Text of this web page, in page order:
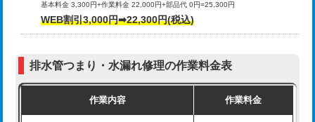
モルタル補修（厚さ10㎝超え）
追加人工 16,500円
現場見積
交換・取付(排水栓・排水トラップ
交換・取付（その他部品） 11,000円+材料費
持込商品取付（単水栓） 13,200円
持込商品取付（混合水栓） 16,500円
基本料金 3,300円+作業料金 22,000円+部品代 0円=25,300円
WEB割引3,000円➡22,300円(税込)
排水管つまり・水漏れ修理の作業料金表
作業内容 作業料金